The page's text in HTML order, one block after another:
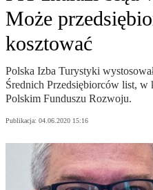
Może
kosztować
Polska Izba Turystyki
Średnich Przedsiębiorców list,
Polskim Funduszu Rozwoju.
Publikacja: 04.06.2020 15:16